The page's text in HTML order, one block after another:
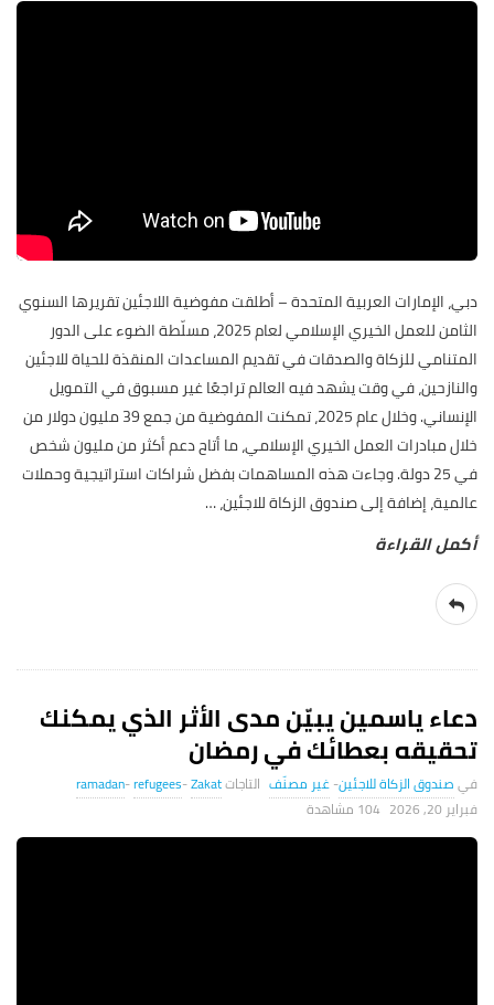
دبي، الإمارات العربية المتحدة – أطلقت مفوضية اللاجئين تقريرها السنوي
الثامن للعمل الخيري الإسلامي لعام 2025، مسلّطة الضوء على الدور
المتنامي للزكاة والصدقات في تقديم المساعدات المنقذة للحياة للاجئين
والنازحين، في وقت يشهد فيه العالم تراجعًا غير مسبوق في التمويل
الإنساني. وخلال عام 2025، تمكنت المفوضية من جمع 39 مليون دولار من
خلال مبادرات العمل الخيري الإسلامي، ما أتاح دعم أكثر من مليون شخص
في 25 دولة. وجاءت هذه المساهمات بفضل شراكات استراتيجية وحملات
عالمية، إضافة إلى صندوق الزكاة للاجئين،…
دعاء ياسمين يبيّن مدى الأثر الذي يمكنك
تحقيقه بعطائك في رمضان
صندوق الزكاة للاجئين-غير مصنّف ramadan-refugees-Zakat
فبراير 20, 2026
104 ‎مشاهدة